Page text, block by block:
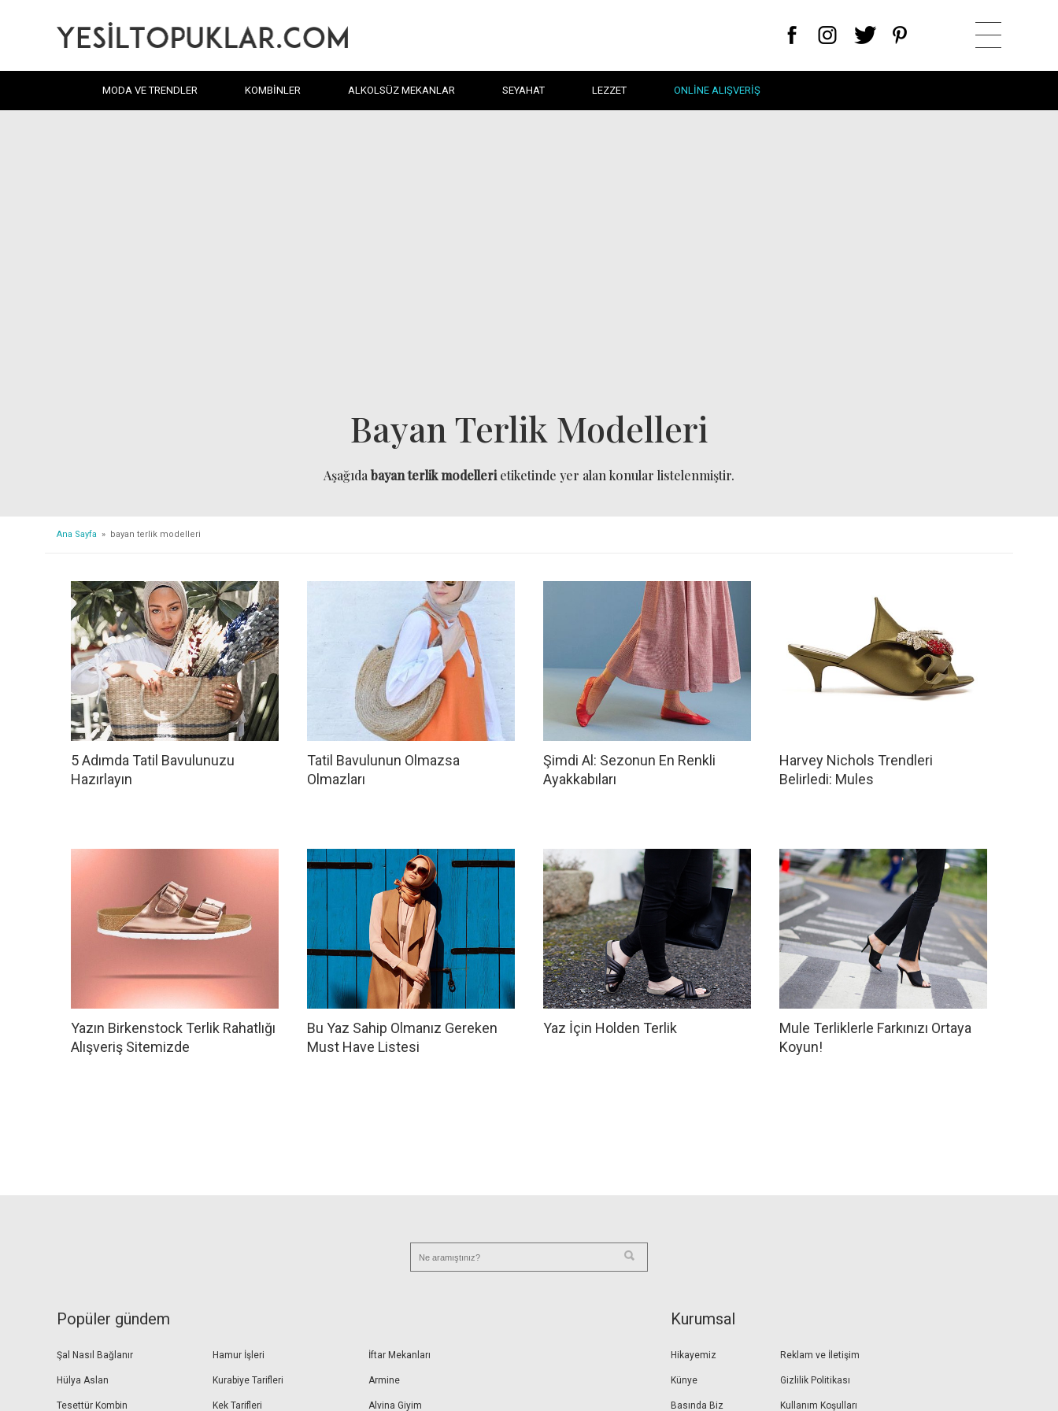
MODA VE TRENDLER KOMBINLER ALKOLSÜZ MEKANLAR SEYAHAT LEZZET ONLINE ALIŞVERIŞ
Bayan Terlik Modelleri
Aşağıda bayan terlik modelleri etiketinde yer alan konular listelenmiştir.
Ana Sayfa » bayan terlik modelleri
5 Adımda Tatil Bavulunuzu
Hazırlayın
Tatil Bavulunun Olmazsa
Olmazları
Şimdi Al: Sezonun En Renkli
Ayakkabıları
Harvey Nichols Trendleri
Belirledi: Mules
Yazın Birkenstock Terlik Rahatlığı
Alışveriş Sitemizde
Bu Yaz Sahip Olmanız Gereken
Must Have Listesi
Yaz İçin Holden Terlik
Mule Terliklerle Farkınızı Ortaya
Koyun!
Popüler gündem
Şal Nasıl Bağlanır
Hülya Aslan
Tesettür Kombin
Hamur İşleri
Kurabiye Tarifleri
Kek Tarifleri
İftar Mekanları
Armine
Alvina Giyim
Kurumsal
Hikayemiz
Künye
Basında Biz
Reklam ve İletişim
Gizlilik Politikası
Kullanım Koşulları